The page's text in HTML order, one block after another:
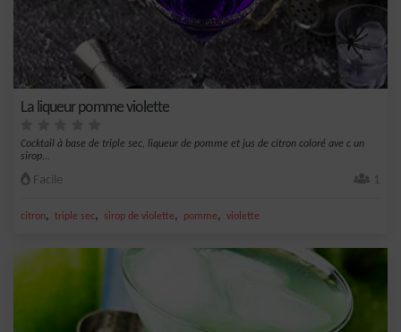
La liqueur pomme violette
Cocktail à base de triple sec, liqueur de pomme et jus de citron coloré ave c un
sirop...
Facile 1
citron, triple sec, sirop de violette, pomme, violette